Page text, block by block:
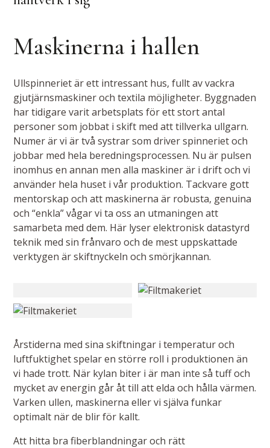
Maskinerna i hallen
Ullspinneriet är ett intressant hus, fullt av vackra
gjutjärnsmaskiner och textila möjligheter. Byggnaden
har tidigare varit arbetsplats för ett stort antal
personer som jobbat i skift med att tillverka ullgarn.
Numer är vi är två systrar som driver spinneriet och
jobbar med hela beredningsprocessen. Nu är pulsen
inomhus en annan men alla maskiner är i drift och vi
använder hela huset i vår produktion. Tackvare gott
mentorskap och att maskinerna är robusta, genuina
och “enkla” vågar vi ta oss an utmaningen att
samarbeta med dem. Här lyser elektronisk datastyrd
teknik med sin frånvaro och de mest uppskattade
verktygen är skiftnyckeln och smörjkannan.
Årstiderna med sina skiftningar i temperatur och
luftfuktighet spelar en större roll i produktionen än
vi hade trott. När kylan biter i är man inte så tuff och
mycket av energin går åt till att elda och hålla värmen.
Varken ullen, maskinerna eller vi själva funkar
optimalt när de blir för kallt.
Att hitta bra fiberblandningar och rätt